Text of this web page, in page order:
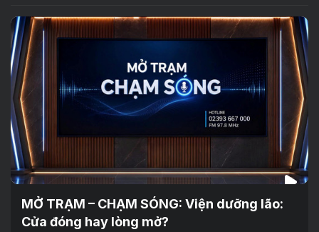
MỞ TRẠM – CHẠM SÓNG: Viện dưỡng lão:
Cửa đóng hay lòng mở?